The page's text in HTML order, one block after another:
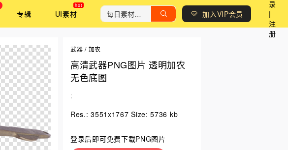
专辑 UI素材 加入VIP会员
录
|
注
册
武器 / 加农
高清武器PNG图片 透明加农
无色底图
;
Res.: 3551x1767 Size: 5736 kb
登录后即可免费下载PNG图片